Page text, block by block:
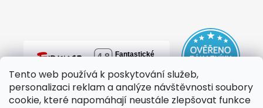
Tento web používá k poskytování služeb,
personalizaci reklam a analýze návštěvnosti soubory
cookie, které napomáhají neustále zlepšovat funkce